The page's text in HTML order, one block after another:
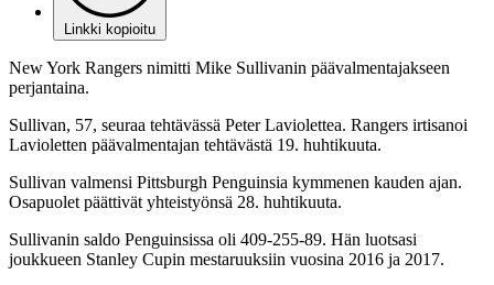
Linkki kopioitu
New York Rangers nimitti Mike Sullivanin päävalmentajakseen
perjantaina.
Sullivan, 57, seuraa tehtävässä Peter Laviolettea. Rangers irtisanoi
Lavioletten päävalmentajan tehtävästä 19. huhtikuuta.
Sullivan valmensi Pittsburgh Penguinsia kymmenen kauden ajan.
Osapuolet päättivät yhteistyönsä 28. huhtikuuta.
Sullivanin saldo Penguinsissa oli 409-255-89. Hän luotsasi
joukkueen Stanley Cupin mestaruuksiin vuosina 2016 ja 2017.